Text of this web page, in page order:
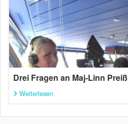
Drei Fragen an Maj-Linn Preiß
Weiterlesen